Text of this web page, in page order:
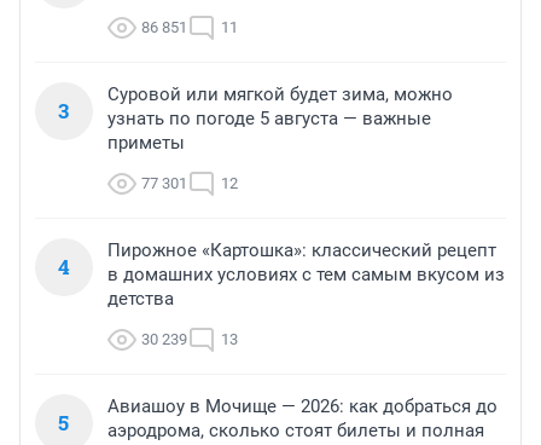
86 851 11
3
Суровой или мягкой будет зима, можно
узнать по погоде 5 августа — важные
приметы
77 301 12
4
Пирожное «Картошка»: классический рецепт
в домашних условиях с тем самым вкусом из
детства
30 239 13
5
Авиашоу в Мочище — 2026: как добраться до
аэродрома, сколько стоят билеты и полная